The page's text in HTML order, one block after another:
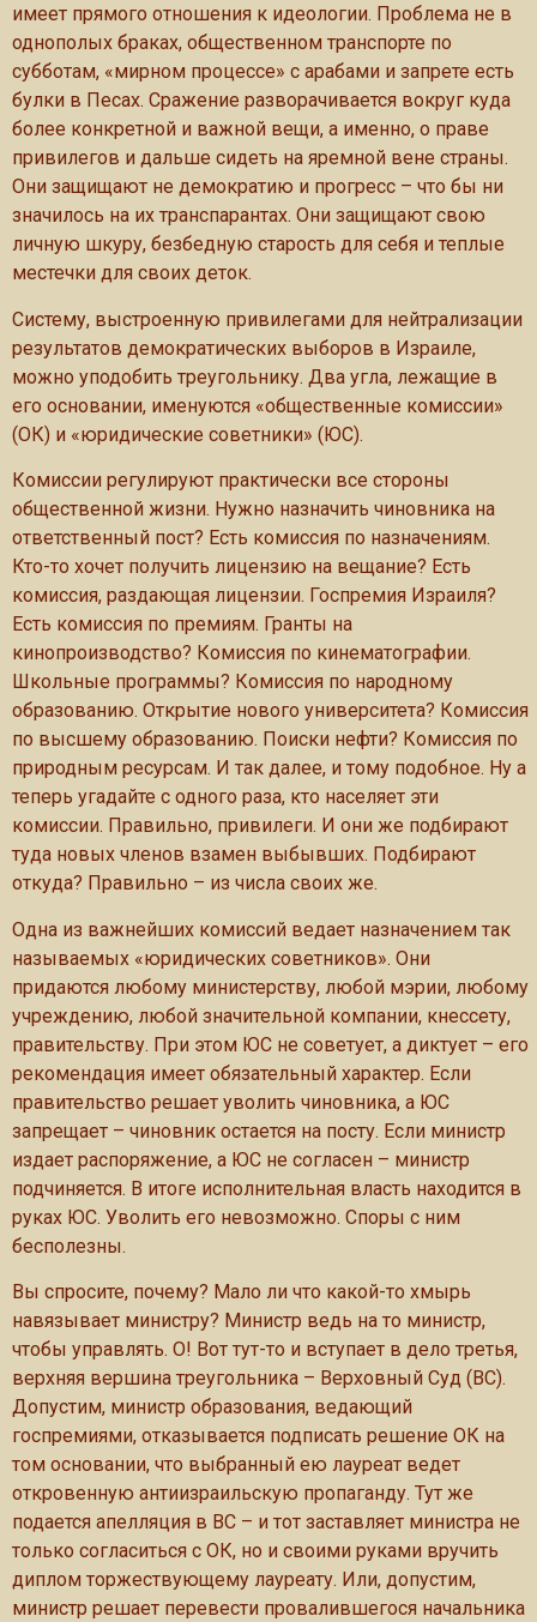
имеет прямого отношения к идеологии. Проблема не в
однополых браках, общественном транспорте по
субботам, «мирном процессе» с арабами и запрете есть
булки в Песах. Сражение разворачивается вокруг куда
более конкретной и важной вещи, а именно, о праве
привилегов и дальше сидеть на яремной вене страны.
Они защищают не демократию и прогресс – что бы ни
значилось на их транспарантах. Они защищают свою
личную шкуру, безбедную старость для себя и теплые
местечки для своих деток.
Систему, выстроенную привилегами для нейтрализации
результатов демократических выборов в Израиле,
можно уподобить треугольнику. Два угла, лежащие в
его основании, именуются «общественные комиссии»
(ОК) и «юридические советники» (ЮС).
Комиссии регулируют практически все стороны
общественной жизни. Нужно назначить чиновника на
ответственный пост? Есть комиссия по назначениям.
Кто-то хочет получить лицензию на вещание? Есть
комиссия, раздающая лицензии. Госпремия Израиля?
Есть комиссия по премиям. Гранты на
кинопроизводство? Комиссия по кинематографии.
Школьные программы? Комиссия по народному
образованию. Открытие нового университета? Комиссия
по высшему образованию. Поиски нефти? Комиссия по
природным ресурсам. И так далее, и тому подобное. Ну а
теперь угадайте с одного раза, кто населяет эти
комиссии. Правильно, привилеги. И они же подбирают
туда новых членов взамен выбывших. Подбирают
откуда? Правильно – из числа своих же.
Одна из важнейших комиссий ведает назначением так
называемых «юридических советников». Они
придаются любому министерству, любой мэрии, любому
учреждению, любой значительной компании, кнессету,
правительству. При этом ЮС не советует, а диктует – его
рекомендация имеет обязательный характер. Если
правительство решает уволить чиновника, а ЮС
запрещает – чиновник остается на посту. Если министр
издает распоряжение, а ЮС не согласен – министр
подчиняется. В итоге исполнительная власть находится в
руках ЮС. Уволить его невозможно. Споры с ним
бесполезны.
Вы спросите, почему? Мало ли что какой-то хмырь
навязывает министру? Министр ведь на то министр,
чтобы управлять. О! Вот тут-то и вступает в дело третья,
верхняя вершина треугольника – Верховный Суд (ВС).
Допустим, министр образования, ведающий
госпремиями, отказывается подписать решение ОК на
том основании, что выбранный ею лауреат ведет
откровенную антиизраильскую пропаганду. Тут же
подается апелляция в ВС – и тот заставляет министра не
только согласиться с ОК, но и своими руками вручить
диплом торжествующему лауреату. Или, допустим,
министр решает перевести провалившегося начальника